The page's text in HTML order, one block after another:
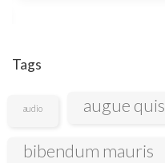
Tags
audio augue quis
bibendum mauris